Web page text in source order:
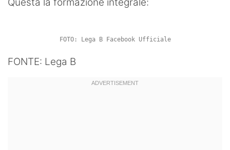
Pallamano
Altre
FOTO: Lega B Facebook Ufficiale
FONTE: Lega B